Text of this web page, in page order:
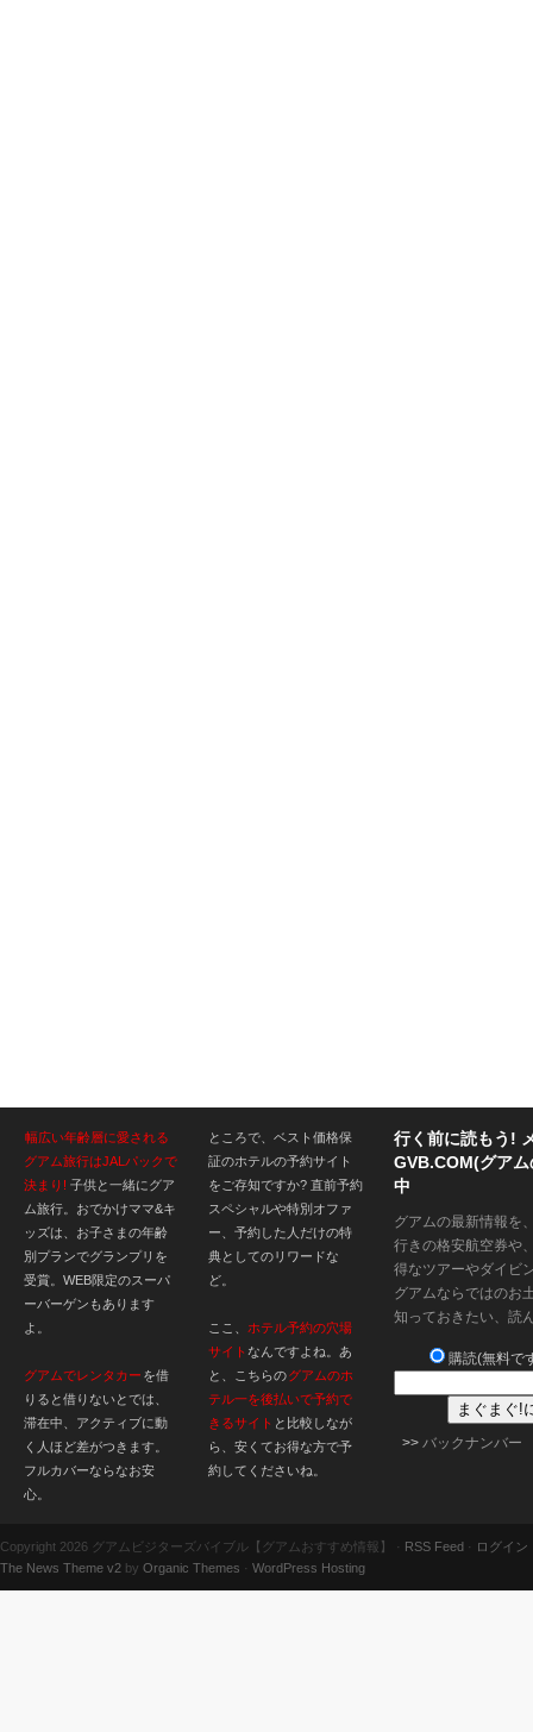
幅広い年齢層に愛される
グアム旅行はJALパックで
決まり! 子供と一緒にグア
ム旅行。おでかけママ&キ
ッズは、お子さまの年齢
別プランでグランプリを
受賞。WEB限定のスーパ
ーバーゲンもあります
よ。
グアムでレンタカー を借
りると借りないとでは、
滞在中、アクティブに動
く人ほど差がつきます。
フルカバーならなお安
心。
ところで、ベスト価格保
証のホテルの予約サイト
をご存知ですか? 直前予約
スペシャルや特別オファ
ー、予約した人だけの特
典としてのリワードな
ど。
ここ、 ホテル予約の穴場
サイトなんですよね。あ
と、こちらのグアムのホ
テル一を後払いで予約で
きるサイト と比較しなが
ら、安くてお得な方で予
約してくださいね。
行く前に読もう!
GVB.COM(グア
中
グアムの最新情報を
行きの格安航空券や
得なツアーやダイビ
グアムならではのお
知っておきたい、読
購読(無料で
>> バックナンバー
Copyright 2026 グアムビジターズバイブル【グアムおすすめ情報】 · RSS Feed · ログイン
The News Theme v2 by Organic Themes · WordPress Hosting